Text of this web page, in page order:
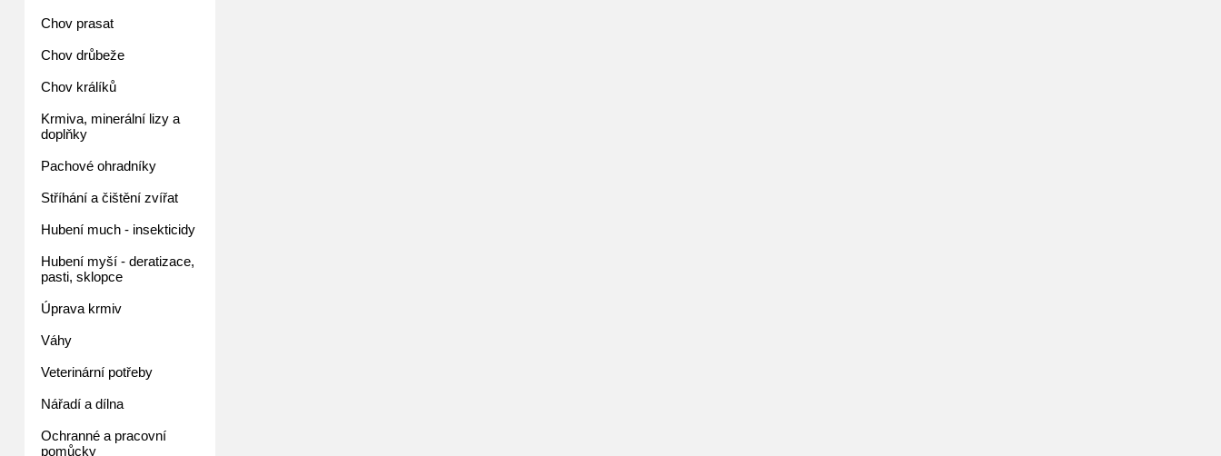
Chov prasat
Chov drůbeže
Chov králíků
Krmiva, minerální lizy a
doplňky
Pachové ohradníky
Stříhání a čištění zvířat
Hubení much - insekticidy
Hubení myší - deratizace,
pasti, sklopce
Úprava krmiv
Váhy
Veterinární potřeby
Nářadí a dílna
Ochranné a pracovní
pomůcky